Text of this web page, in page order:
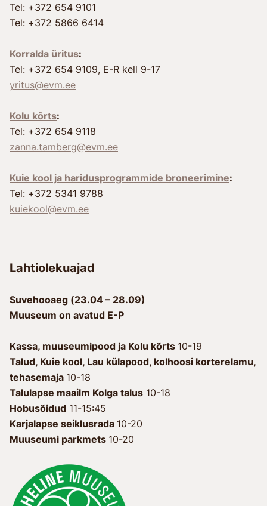
Tel: +372 654 9101
Tel: +372 5866 6414
Korralda üritus:
Tel: +372 654 9109, E-R kell 9-17
yritus@evm.ee
Kolu kõrts:
Tel: +372 654 9118
zanna.tamberg@evm.ee
Kuie kool ja haridusprogrammide broneerimine:
Tel: +372 5341 9788
kuiekool@evm.ee
Lahtiolekuajad
Suvehooaeg (23.04 – 28.09)
Muuseum on avatud E-P
Kassa, muuseumipood ja Kolu kõrts 10-19
Talud, Kuie kool, Lau külapood, kolhoosi korterelamu,
tehasemaja 10-18
Talulapse maailm Kolga talus 10-18
Hobusõidud 11-15:45
Karjalapse seiklusrada 10-20
Muuseumi parkmets 10-20